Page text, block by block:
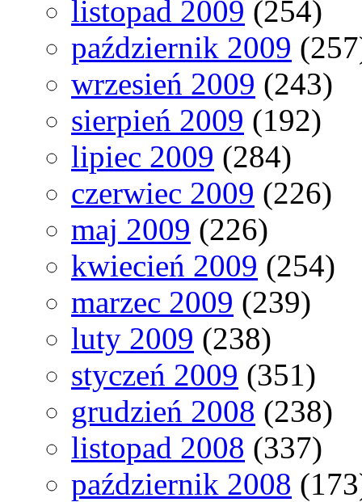
listopad 2009 (254)
październik 2009
wrzesień 2009 (243)
sierpień 2009 (192)
lipiec 2009 (284)
czerwiec 2009 (226)
maj 2009 (226)
kwiecień 2009 (254)
marzec 2009 (239)
luty 2009 (238)
styczeń 2009 (351)
grudzień 2008 (238)
listopad 2008 (337)
październik 2008